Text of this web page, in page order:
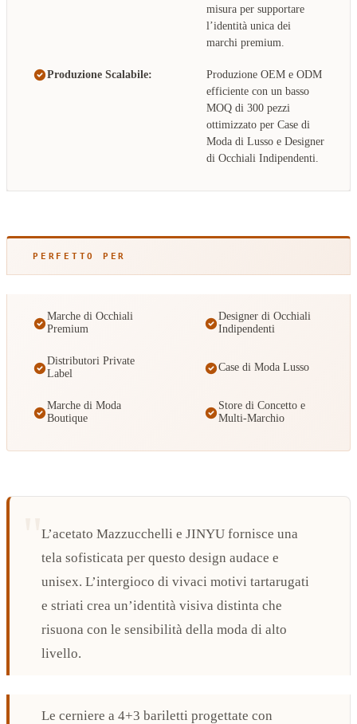
misura per supportare
l’identità unica dei
marchi premium.
Produzione Scalabile:
Produzione OEM e ODM
efficiente con un basso
MOQ di 300 pezzi
ottimizzato per Case di
Moda di Lusso e Designer
di Occhiali Indipendenti.
PERFETTO PER
Marche di Occhiali
Premium
Designer di Occhiali
Indipendenti
Distributori Private
Label
Case di Moda Lusso
Marche di Moda
Boutique
Store di Concetto e
Multi-Marchio
L’acetato Mazzucchelli e JINYU fornisce una
tela sofisticata per questo design audace e
unisex. L’intergioco di vivaci motivi tartarugati
e striati crea un’identità visiva distinta che
risuona con le sensibilità della moda di alto
livello.
Le cerniere a 4+3 bariletti progettate con